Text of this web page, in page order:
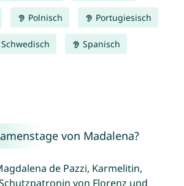
Polnisch Portugiesisch
Schwedisch Spanisch
von Madalena?
de Pazzi, Karmelitin,
von Florenz und